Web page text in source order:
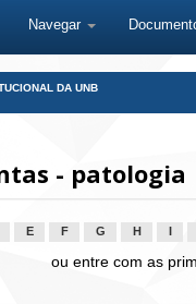
Navegar
DA UNB
- patologia
E F G H
ou entre com as